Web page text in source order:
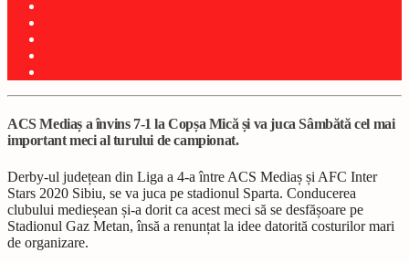
ACS Mediaș a învins 7-1 la Copșa Mică și va juca Sâmbătă cel mai
important meci al turului de campionat.
Derby-ul județean din Liga a 4-a între ACS Mediaș și AFC Inter
Stars 2020 Sibiu, se va juca pe stadionul Sparta. Conducerea
clubului medieșean și-a dorit ca acest meci să se desfășoare pe
Stadionul Gaz Metan, însă a renunțat la idee datorită costurilor mari
de organizare.